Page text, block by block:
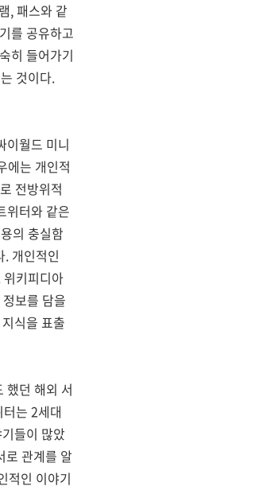
, 패스와 같
를 공유하고
히 들어가기
것이다.
이월드 미니
에는 개인적
전방위적
위터와 같은
의 충실함
개인적인
키피디아
보를 담을
식을 표출
했던 해외 서
는 2세대
들이 많았
로 관계를 알
적인 이야기